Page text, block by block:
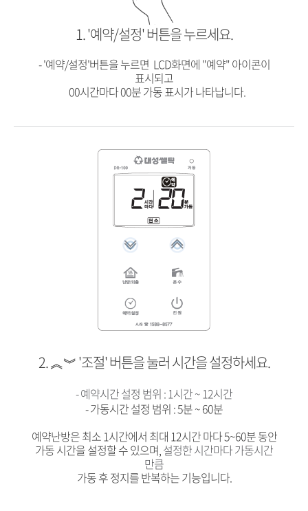
1. '예약/설정' 버튼을 누르세요.
- '예약/설정'버튼을 누르면 LCD화면에 "예약" 아이콘이
표시되고
00시간마다 00분 가동 표시가 나타납니다.
2. ︽︾ '조절' 버튼을 눌러 시간을 설정하세요.
- 예약시간 설정 범위 : 1시간 ~ 12시간
- 가동시간 설정 범위 : 5분 ~ 60분
예약난방은 최소 1시간에서 최대 12시간 마다 5~60분 동안
가동 시간을 설정할 수 있으며,설정한 시간마다 가동시간
만큼
가동 후 정지를 반복하는 기능입니다.